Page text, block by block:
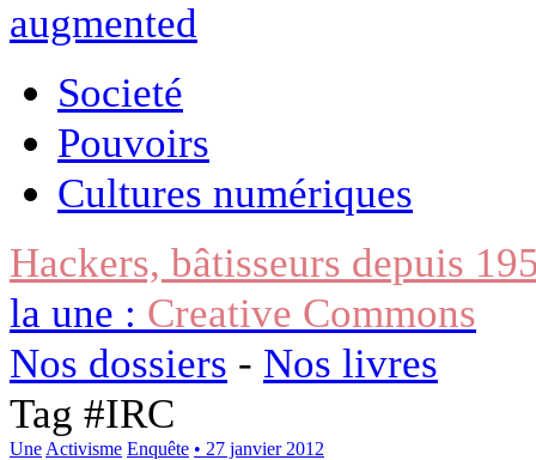
Societé
Pouvoirs
Cultures numériques
Hackers, bâtisseurs depuis
la une : Creative Commons
Nos dossiers - Nos livres
Tag #IRC
Une Activisme Enquête • 27 janvier 2012